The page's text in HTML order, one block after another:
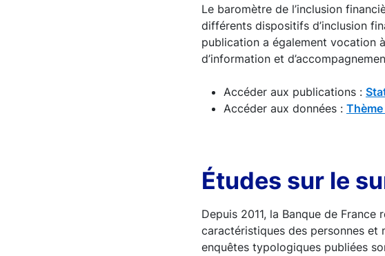
Le baromètre de l’inclusion
différents dispositifs d’inclusion
publication a également vocation
d’information et
Accéder aux publications :
Accéder aux données :
Études sur le
Depuis 2011, la Banque de
caractéristiques des personnes et
enquêtes typologiques publiées